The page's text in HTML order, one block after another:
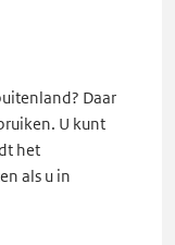
Daar
U kunt
het
als u in